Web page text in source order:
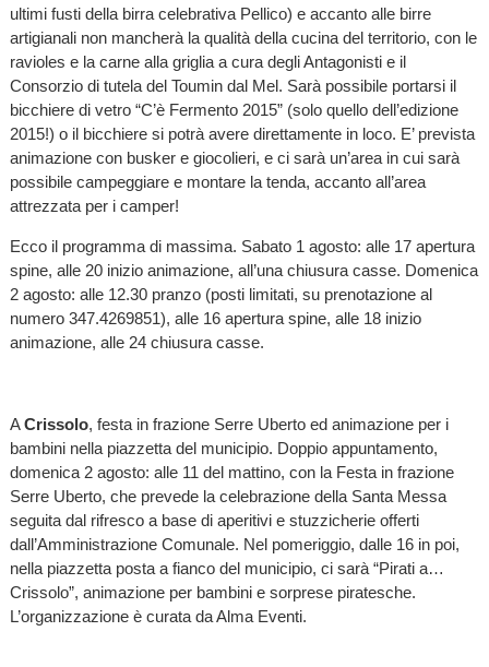
ultimi fusti della birra celebrativa Pellico) e accanto alle birre
artigianali non mancherà la qualità della cucina del territorio, con le
ravioles e la carne alla griglia a cura degli Antagonisti e il
Consorzio di tutela del Toumin dal Mel. Sarà possibile portarsi il
bicchiere di vetro “C’è Fermento 2015” (solo quello dell’edizione
2015!) o il bicchiere si potrà avere direttamente in loco. E’ prevista
animazione con busker e giocolieri, e ci sarà un’area in cui sarà
possibile campeggiare e montare la tenda, accanto all’area
attrezzata per i camper!
Ecco il programma di massima. Sabato 1 agosto: alle 17 apertura
spine, alle 20 inizio animazione, all’una chiusura casse. Domenica
2 agosto: alle 12.30 pranzo (posti limitati, su prenotazione al
numero 347.4269851), alle 16 apertura spine, alle 18 inizio
animazione, alle 24 chiusura casse.
ACrissolo, festa in frazione Serre Uberto ed animazione per i
bambini nella piazzetta del municipio. Doppio appuntamento,
domenica 2 agosto: alle 11 del mattino, con la Festa in frazione
Serre Uberto, che prevede la celebrazione della Santa Messa
seguita dal rifresco a base di aperitivi e stuzzicherie offerti
dall’Amministrazione Comunale. Nel pomeriggio, dalle 16 in poi,
nella piazzetta posta a fianco del municipio, ci sarà “Pirati a…
Crissolo”, animazione per bambini e sorprese piratesche.
L’organizzazione è curata da Alma Eventi.